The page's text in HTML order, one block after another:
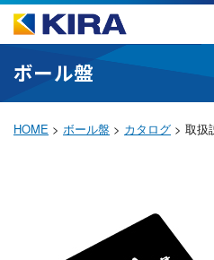
ボール盤
HOME > ボール盤 > カタログ > 取扱